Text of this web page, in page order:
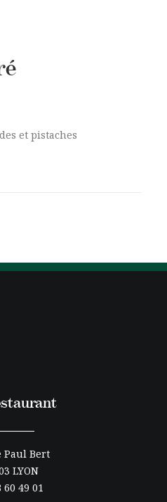
et pistaches
Paul Bert
LYON
60 49 01